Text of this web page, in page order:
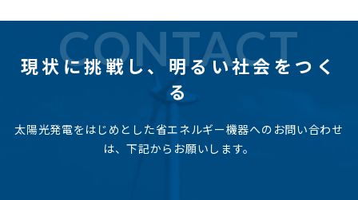
CONTACT
現状に挑戦し、明るい社会をつく
る
太陽光発電をはじめとした省エネルギー機器へのお問い合わせ
は、下記からお願いします。